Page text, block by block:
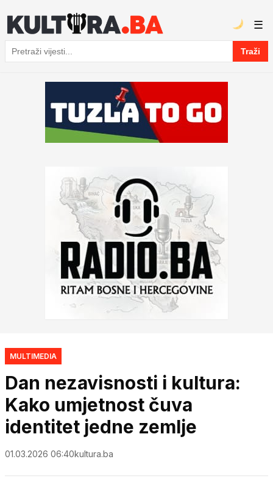
Pretraga
Traži
☰
MULTIMEDIA
Dan nezavisnosti i kultura:
Kako umjetnost čuva
identitet jedne zemlje
01.03.2026 06:40kultura.ba